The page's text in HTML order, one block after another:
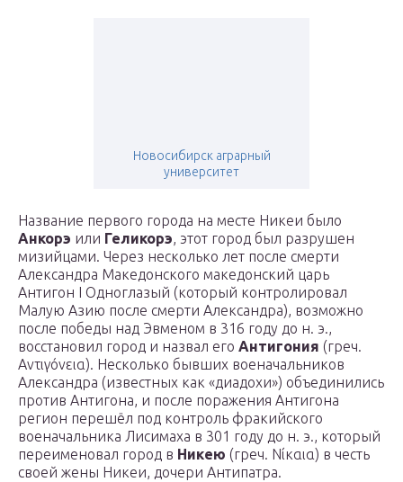
Новосибирск аграрный
университет
Название первого города на месте Никеи было
Анкорэ или Геликорэ, этот город был разрушен
мизийцами. Через несколько лет после смерти
Александра Македонского македонский царь
Антигон I Одноглазый (который контролировал
Малую Азию после смерти Александра), возможно
после победы над Эвменом в 316 году до н. э.,
восстановил город и назвал его Антигония (греч.
Αντιγόνεια). Несколько бывших военачальников
Александра (известных как «диадохи») объединились
против Антигона, и после поражения Антигона
регион перешёл под контроль фракийского
военачальника Лисимаха в 301 году до н. э., который
переименовал город в Никею (греч. Νίκαια) в честь
своей жены Никеи, дочери Антипатра.